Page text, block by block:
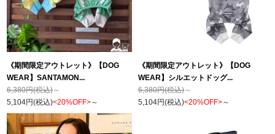
《期間限定アウトレット》【DOG
WEAR】SANTAMON...
6,380円(税込)～
5,104円(税込)<20%OFF>～
《期間限定アウトレット》【DOG
WEAR】シルエットドッグ...
6,380円(税込)～
5,104円(税込)<20%OFF>～